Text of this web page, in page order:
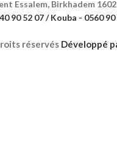
Essalem, Birkhadem
90 52 07 / Kouba - 0560 90
réservés Développé